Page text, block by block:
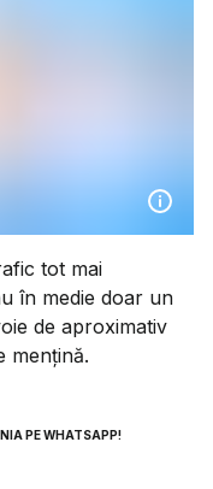
tot mai
în medie doar un
de aproximativ
mențină.
PE WHATSAPP!